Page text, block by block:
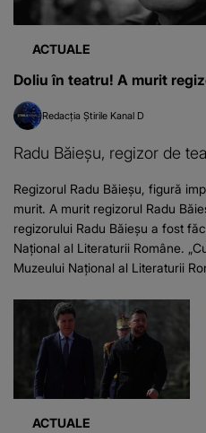
ACTUALE
Doliu în teatru! A murit
Redacția Știrile Kanal D
Radu Băieșu, regizor de
Regizorul Radu Băieșu, figură
murit. A murit regizorul Radu
regizorului Radu Băieșu a fost
Național al Literaturii Române.
Muzeului Național al Literaturii
ACTUALE